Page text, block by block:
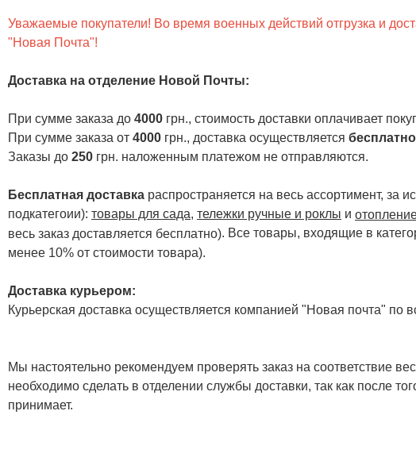
Уважаемые покупатели! Во время военных действий отгрузка и
"Новая Почта"!
Доставка на отделение Новой Почты:
При сумме заказа до 4000 грн., стоимость доставки оплачивает
При сумме заказа от 4000 грн., доставка осуществляется
Заказы до 250 грн. наложенным платежом не отправляются.
Бесплатная доставка распространяется на весь ассортимент, за
подкатегоии): товары для сада, тележки ручные и роклы и
весь заказ доставляется бесплатно). Все товары, входящие в
менее 10% от стоимости товара).
Доставка курьером:
Курьерская доставка осуществляется компанией "Новая почта" по
Мы настоятельно рекомендуем проверять заказ на соответствие
необходимо сделать в отделении службы доставки, так как после
принимает.